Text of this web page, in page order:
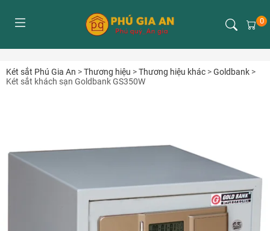
0
Két sắt Phú Gia An >Thương hiệu >Thương hiệu khác >Goldbank >
Két sắt khách sạn Goldbank GS350W